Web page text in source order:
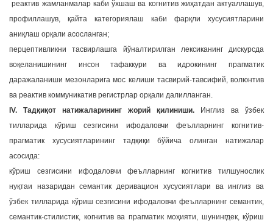
реактив жамланмалар каби ўхшаш ва когнитив жиҳатдан актуаллашув,
профиллашув, қайта категориялаш каби фарқли хусусиятларини
аниқлаш орқали асосланган;
перцептивликни тасвирлашга йўналтирилган лексиканинг дискурсда
воқеланишининг инсон тафаккури ва идрокининг прагматик
даражаланиши мезонларига мос келиши тасвирий-тавсифий, волюнтив
ва реактив коммуникатив регистрлар орқали далилланган.
IV. Тадқиқот натижаларининг жорий қилиниши. Инглиз ва ўзбек
тилларида кўриш сезгисини ифодаловчи феълларнинг когнитив-
прагматик хусусиятларининг тадқиқи бўйича олинган натижалар
асосида:
кўриш сезгисини ифодаловчи феълларнинг когнитив тилшунослик
нуқтаи назаридан семантик деривацион хусусиятлари ва инглиз ва
ўзбек тилларида кўриш сезгисини ифодаловчи феълларнинг семантик,
семантик-стилистик, когнитив ва прагматик моҳияти, шунингдек, кўриш